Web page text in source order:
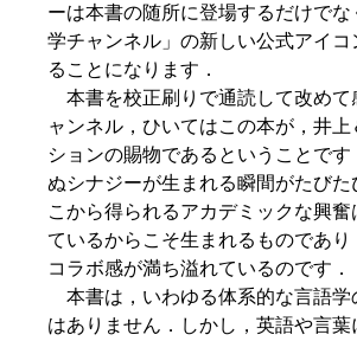
ーは本書の随所に登場するだけで
学チャンネル」の新しい公式アイ
ることになります．
本書を校正刷りで通読して改めて
ャンネル，ひいてはこの本が，井
ションの賜物であるということで
ぬシナジーが生まれる瞬間がたび
こから得られるアカデミックな興奮
ているからこそ生まれるものであり
コラボ感が満ち溢れているのです．
本書は，いわゆる体系的な言語学
はありません．しかし，英語や言